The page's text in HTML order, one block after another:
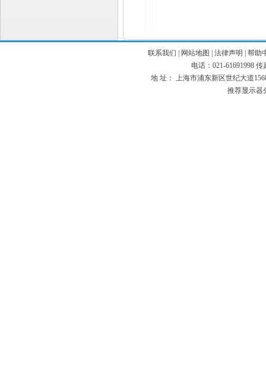
联系我们 网站地图 法律声明
帮助
电话：021-61691998 传
地 址： 上海市浦东新区世纪大道
推荐显示器